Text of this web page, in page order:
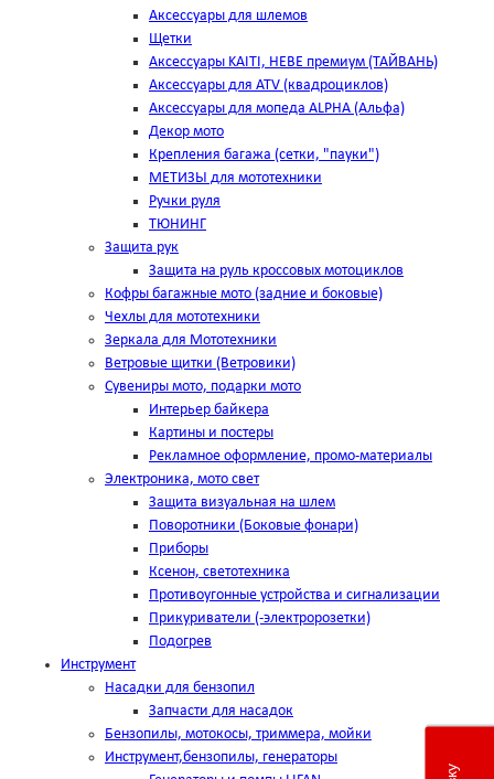
Аксессуары для шлемов
Щетки
Аксессуары KAITI, HEBE премиум (ТАЙВАНЬ)
Аксессуары для ATV (квадроциклов)
Аксессуары для мопеда ALPHA (Альфа)
Декор мото
Крепления багажа (сетки, "пауки")
МЕТИЗЫ для мототехники
Ручки руля
ТЮНИНГ
Защита рук
Защита на руль кроссовых мотоциклов
Кофры багажные мото (задние и боковые)
Чехлы для мототехники
Зеркала для Мототехники
Ветровые щитки (Ветровики)
Сувениры мото, подарки мото
Интерьер байкера
Картины и постеры
Рекламное оформление, промо-материалы
Электроника, мото свет
Защита визуальная на шлем
Поворотники (Боковые фонари)
Приборы
Ксенон, светотехника
Противоугонные устройства и сигнализации
Прикуриватели (-электророзетки)
Подогрев
Инструмент
Насадки для бензопил
Запчасти для насадок
Бензопилы, мотокосы, триммера, мойки
Инструмент,бензопилы, генераторы